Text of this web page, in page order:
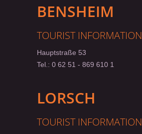
BENSHEIM
TOURIST INFORMATION
Hauptstraße 53
Tel.: 0 62 51 - 869 610 1
LORSCH
TOURIST INFORMATION